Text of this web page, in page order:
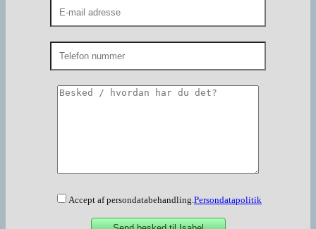
Accept af persondatabehandling. Persondatapolitik